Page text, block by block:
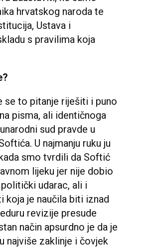
hrvatskog naroda te
Ustava i
s pravilima koja
se to pitanje riješiti i puno
pisma, ali identičnoga
sud pravde u
U najmanju ruku ju
smo tvrdili da Softić
lijeku jer nije dobio
udarac, ali i
koja je naučila biti iznad
revizije presude
način apsurdno je da je
najviše zaklinje i čovjek